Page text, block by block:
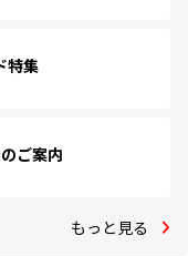
特集
ご案内
もっと見る